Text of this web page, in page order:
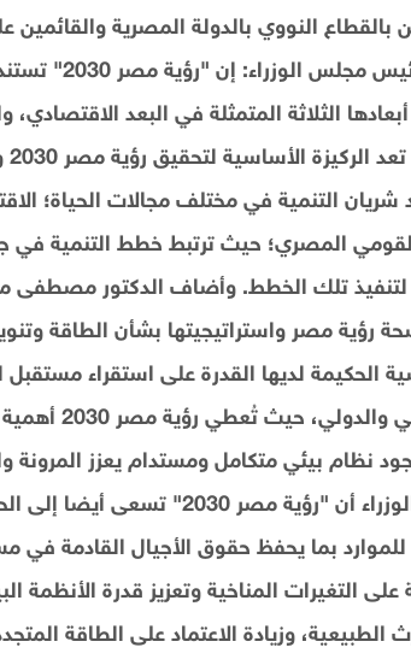
بالقطاع النووي بالدولة المصرية
وقال رئيس
الثلاثة المتمثلة في البعد الاقتصادي،
شريان التنمية في مختلف مجالات الحياة؛
المصري؛ حيث ترتبط خطط التنمية في
لتنفيذ تلك الخطط. وأضاف الدكتور مصطفى
رؤية مصر واستراتيجيتها بشأن الطاقة
الحكيمة لديها القدرة على استقراء مستقبل
الإقليمي
نظام بيئي متكامل ومستدام يعزز المرونة
رئيس الوزراء أن "رؤية مصر
للموارد بما يحفظ حقوق الأجيال القادمة في
على التغيرات المناخية وتعزيز قدرة
الطبيعية، وزيادة الاعتماد على الطاقة